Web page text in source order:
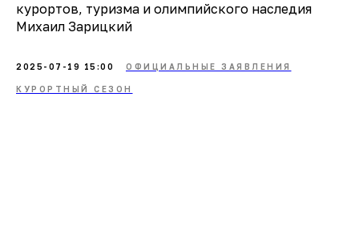
курортов, туризма и олимпийского наследия
Михаил Зарицкий
2025-07-19 15:00 ОФИЦИАЛЬНЫЕ ЗАЯВЛЕНИЯ
КУРОРТНЫЙ СЕЗОН